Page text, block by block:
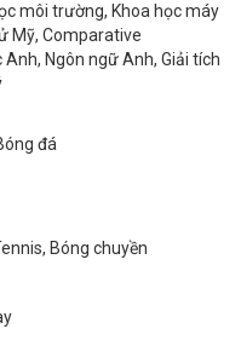
môi trường, Khoa học máy
Mỹ, Comparative
Ngôn ngữ Anh, Giải tích
đá
Bóng chuyền